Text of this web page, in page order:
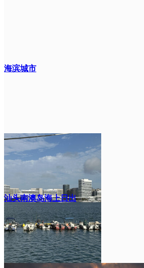
海滨城市
汕头南澳岛海上日出